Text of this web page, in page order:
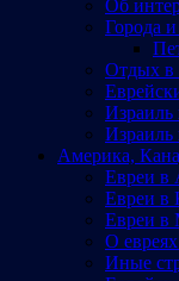
Об
Города
Отдых в
Израиль
Израиль
Америка,
Евреи в
Евреи в
Евреи в
О
Иные